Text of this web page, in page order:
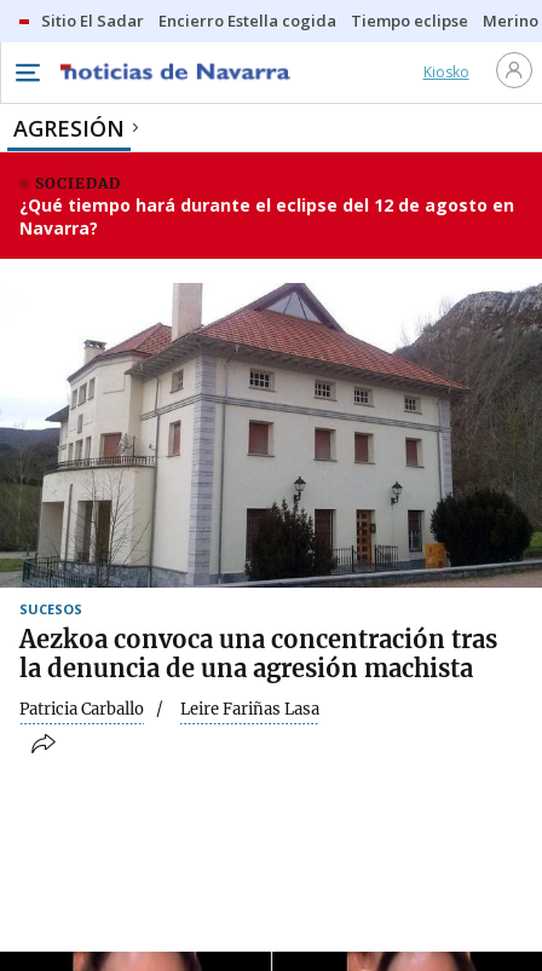
Sitio El Sadar Encierro Estella cogida Tiempo eclipse
Kiosko
AGRESIÓN
SOCIEDAD
¿Qué tiempo hará durante el eclipse del 12 de agosto en
Navarra?
SUCESOS
Aezkoa convoca una concentración tras
la denuncia de una agresión machista
Patricia Carballo Leire Fariñas Lasa